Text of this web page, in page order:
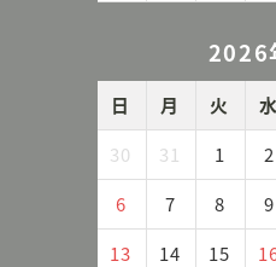
2026
日 月 火 水
30
31 1 2
6
7 8 9
13
14 15